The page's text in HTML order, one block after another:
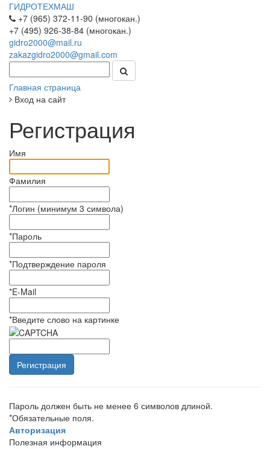
ГИДРОТЕХМАШ
+7 (965) 372-11-90 (многокан.)
+7 (495) 926-38-84 (многокан.)
gidro2000@mail.ru
zakazgidro2000@gmail.com
Главная страница
Вход на сайт
Регистрация
Имя
Фамилия
*Логин (минимум 3 символа)
*Пароль
*Подтверждение пароля
*E-Mail
*Введите слово на картинке
Пароль должен быть не менее 6 символов длиной.
*Обязательные поля.
Авторизация
Полезная информация